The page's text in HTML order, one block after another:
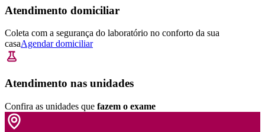
Atendimento domiciliar
Coleta com a segurança do laboratório no conforto da sua
casaAgendar domiciliar
Atendimento nas unidades
Confira as unidades que fazem o exame